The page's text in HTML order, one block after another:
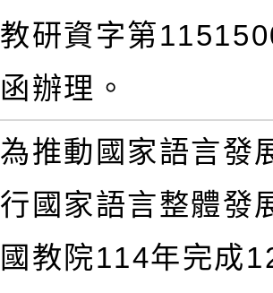
教研資字第
函辦理。
為推動國家語言發
行國家語言整體發
國教院114年完成